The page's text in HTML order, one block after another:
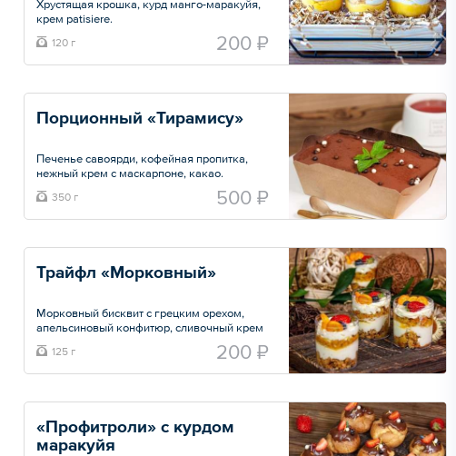
Хрустящая крошка, курд манго-маракуйя,
крем patisiere.
Минимальный заказ — 2 шт.
120 г 200 ₽
Порционный «Тирамису»
Печенье савоярди, кофейная пропитка,
нежный крем с маскарпоне, какао.
Общий вес – 350 г
350 г 500 ₽
Трайфл «Морковный»
Морковный бисквит с грецким орехом,
апельсиновый конфитюр, сливочный крем
с маскарпоне.
Минимальный заказ — 6 порций.
Общий вес – 125 г
125 г 200 ₽
«Профитроли» с курдом
маракуйя